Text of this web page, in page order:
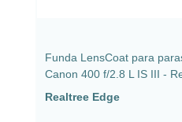
Funda LensCoat para
Canon 400 f/2.8 L IS III -
Realtree Edge